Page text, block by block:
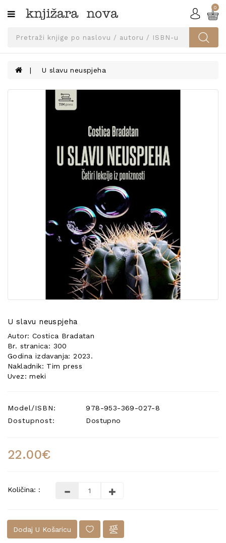
Kategorije
SVEUČILIŠNA
UDŽBENICI
KNJIGE
POSEBNA
0
U slavu neuspjeha
U slavu neuspjeha
Autor: Costica Bradatan
Br. stranica: 300
Godina izdavanja: 2023.
Nakladnik: Tim press
Uvez: meki
Model/ISBN:
978-953-369-027-8
Dostupnost:
Dostupno
22.00€
Količina: :
Dodaj U Košaricu